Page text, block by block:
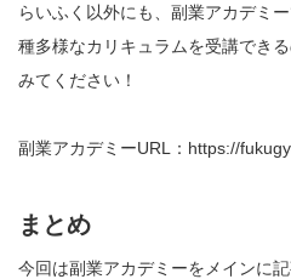
らいふく以外にも、副業アカデミ
種多様なカリキュラムを受講でき
みてください！
副業アカデミーURL： https://
まとめ
今回は副業アカデミーをメインに